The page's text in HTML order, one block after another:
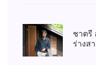
ชาตรี
ร่างส